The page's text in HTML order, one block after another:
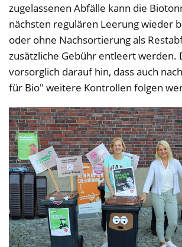
zugelassenen Abfälle kann die
nächsten regulären Leerung wieder
oder ohne Nachsortierung als
zusätzliche Gebühr entleert werden.
vorsorglich darauf hin, dass auch
für Bio" weitere Kontrollen folgen